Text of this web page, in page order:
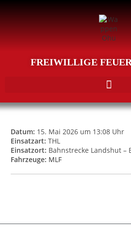
FREIWILLIGE
Datum: 15. Mai 2026 um 13:08 Uhr
Einsatzart: THL
Einsatzort: Bahnstrecke Landshut –
Fahrzeuge: MLF